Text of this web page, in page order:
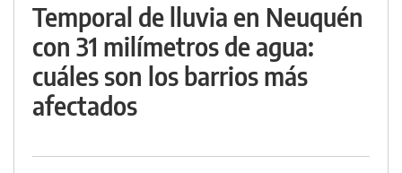
Temporal de lluvia en Neuquén
con 31 milímetros de agua:
cuáles son los barrios más
afectados